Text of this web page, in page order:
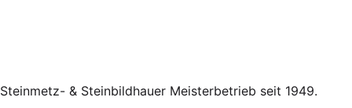
Steinmetz- & Steinbildhauer Meisterbetrieb seit 1949.